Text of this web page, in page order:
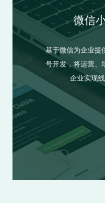
微信
基于微信为企业提
号开发，将运营、
企业实现
微信
基于微信为企业提供小程
营、培训、推广一体化，